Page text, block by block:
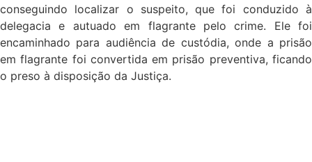
conseguindo localizar o suspeito, que foi conduzido à
delegacia e autuado em flagrante pelo crime. Ele foi
encaminhado para audiência de custódia, onde a prisão
em flagrante foi convertida em prisão preventiva, ficando
o preso à disposição da Justiça.